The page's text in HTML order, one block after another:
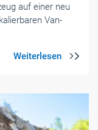
auf einer neu
Van-